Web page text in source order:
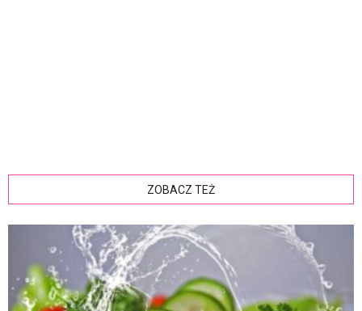
ZOBACZ TEŻ